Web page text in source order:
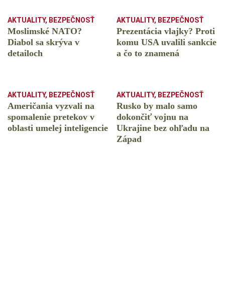
AKTUALITY, BEZPEČNOSŤ
Moslimské NATO?
Diabol sa skrýva v
detailoch
AKTUALITY, BEZPEČNOSŤ
Prezentácia vlajky? Proti
komu USA uvalili sankcie
a čo to znamená
AKTUALITY, BEZPEČNOSŤ
Američania vyzvali na
spomalenie pretekov v
oblasti umelej inteligencie
AKTUALITY, BEZPEČNOSŤ
Rusko by malo samo
dokončiť vojnu na
Ukrajine bez ohľadu na
Západ